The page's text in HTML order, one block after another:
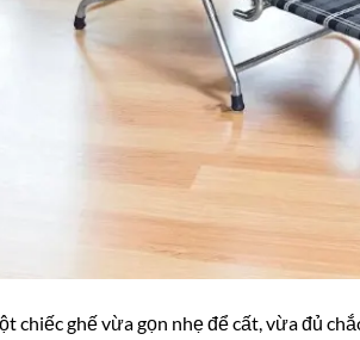
chiếc ghế vừa gọn nhẹ để cất, vừa đủ